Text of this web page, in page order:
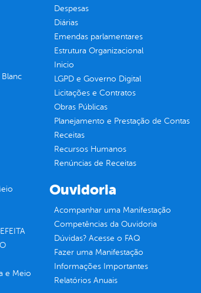
e Meio
Despesas
Diárias
Emendas parlamentares
Estrutura Organizacional
Inicio
LGPD e Governo Digital
Licitações e Contratos
Obras Públicas
Planejamento e Prestação de Contas
Receitas
Recursos Humanos
Renúncias de Receitas
Ouvidoria
Acompanhar uma Manifestação
Competências da Ouvidoria
Dúvidas? Acesse o FAQ
Fazer uma Manifestação
Informações Importantes
Relatórios Anuais